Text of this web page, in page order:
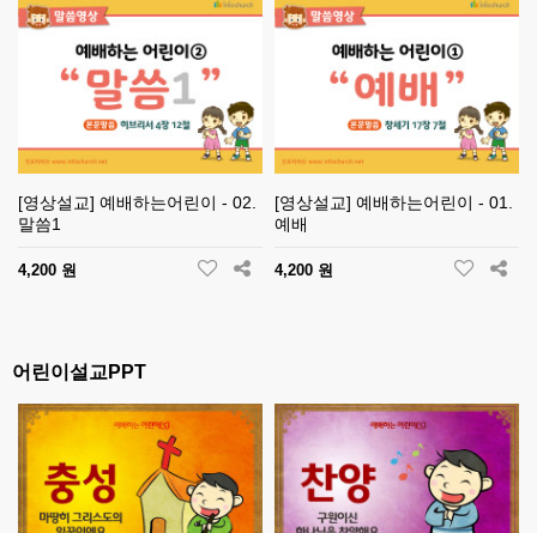
[영상설교] 예배하는어린이 - 02.
말씀1
4,200 원
[영상설교] 예배하는어린이 - 01.
예배
4,200 원
어린이설교PPT